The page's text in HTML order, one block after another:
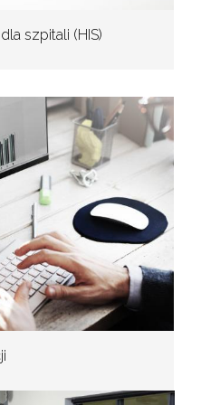
szpitali (HIS)